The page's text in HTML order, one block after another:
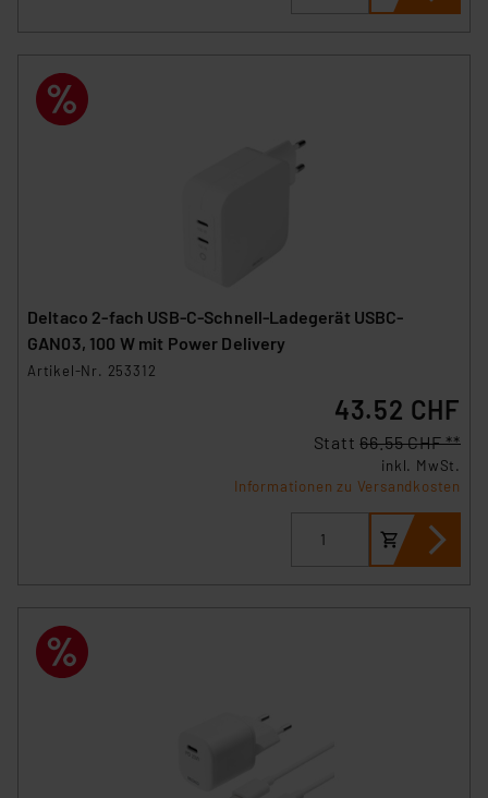
Deltaco 2-fach USB-C-Schnell-Ladegerät USBC-
GAN03, 100 W mit Power Delivery
Artikel-Nr. 253312
43.52 CHF
Statt66.55 CHF **
inkl. MwSt.
Informationen zu Versandkosten